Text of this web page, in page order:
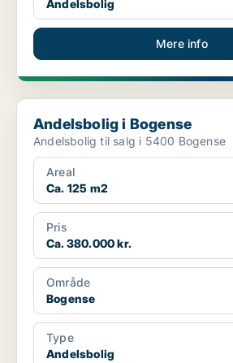
Andelsbolig
Mere info
Andelsbolig i Bogense
Andelsbolig i Bogense
Andelsbolig til salg i 5400 Bogense
Areal
Ca. 125 m2
Pris
Ca. 380.000 kr.
Område
Bogense
Type
Andelsbolig